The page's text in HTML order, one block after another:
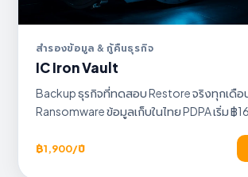
สำรองข้อมูล & กู้คืนธุรกิจ
IC Iron Vault
Backup ธุรกิจที่ทดสอบ Restore จริงทุกเดื
Ransomware ข้อมูลเก็บในไทย PDPA เริ่ม ฿
฿1,900/ปี